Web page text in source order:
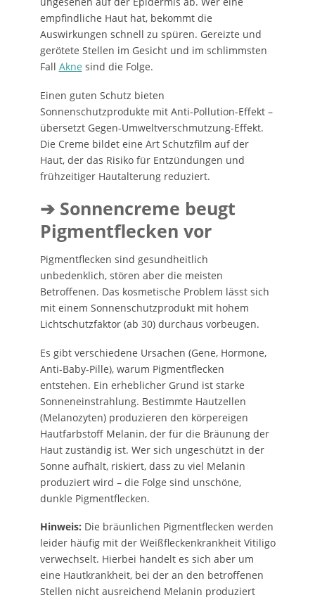
empfindliche Haut hat, bekommt die
Auswirkungen schnell zu spüren. Gereizte und
gerötete Stellen im Gesicht und im schlimmsten
Fall Akne sind die Folge.
Einen guten Schutz bieten
Sonnenschutzprodukte mit Anti-Pollution-Effekt –
übersetzt Gegen-Umweltverschmutzung-Effekt.
Die Creme bildet eine Art Schutzfilm auf der
Haut, der das Risiko für Entzündungen und
frühzeitiger Hautalterung reduziert.
➔ Sonnencreme beugt
Pigmentflecken vor
Pigmentflecken sind gesundheitlich
unbedenklich, stören aber die meisten
Betroffenen. Das kosmetische Problem lässt sich
mit einem Sonnenschutzprodukt mit hohem
Lichtschutzfaktor (ab 30) durchaus vorbeugen.
Es gibt verschiedene Ursachen (Gene, Hormone,
Anti-Baby-Pille), warum Pigmentflecken
entstehen. Ein erheblicher Grund ist starke
Sonneneinstrahlung. Bestimmte Hautzellen
(Melanozyten) produzieren den körpereigen
Hautfarbstoff Melanin, der für die Bräunung der
Haut zuständig ist. Wer sich ungeschützt in der
Sonne aufhält, riskiert, dass zu viel Melanin
produziert wird – die Folge sind unschöne,
dunkle Pigmentflecken.
Hinweis: Die bräunlichen Pigmentflecken werden
leider häufig mit der Weißfleckenkrankheit Vitiligo
verwechselt. Hierbei handelt es sich aber um
eine Hautkrankheit, bei der an den betroffenen
Stellen nicht ausreichend Melanin produziert